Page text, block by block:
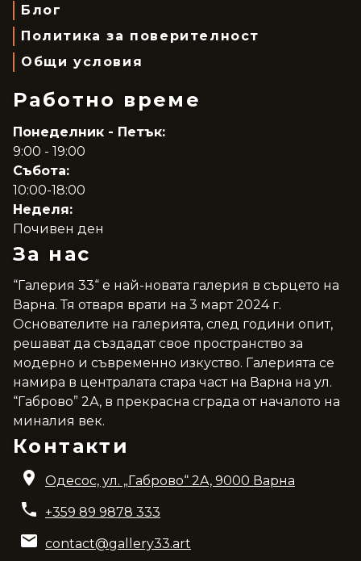
Блог
Политика за поверителност
Общи условия
Работно време
Понеделник - Петък:
9:00 - 19:00
Събота:
10:00-18:00
Неделя:
Почивен ден
За нас
“Галерия 33“ е най-новата галерия в сърцето на
Варна. Тя отваря врати на 3 март 2024 г.
Основателите на галерията, след години опит,
решават да създадат свое пространство за
модерно и съвременно изкуство. Галерията се
намира в централата стара част на Варна на ул.
“Габрово” 2А, в прекрасна сграда от началото на
миналия век.
Контакти
Одесос, ул. „Габрово“ 2A, 9000 Варна
+359 89 9878 333
contact@gallery33.art